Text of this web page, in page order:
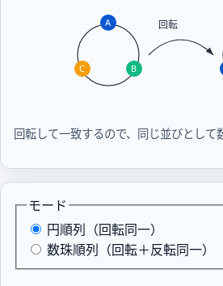
回転
A
B
C
回転して一致するので、同じ並びとして
モード
円順列（回転同一）
数珠順列（回転＋反転同一）